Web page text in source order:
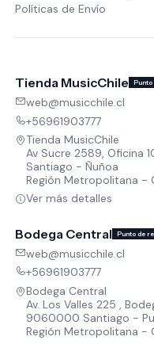
Políticas de Envío
Tienda MusicChile Punto
web@musicchile.cl
+56961903777
Tienda MusicChile
Av Sucre 2589, Oficina
Santiago - Ñuñoa
Región Metropolitana -
Ver más detalles
Bodega Central Punto de
web@musicchile.cl
+56961903777
Bodega Central
Av. Los Valles 225 ,
9060000 Santiago -
Región Metropolitana -